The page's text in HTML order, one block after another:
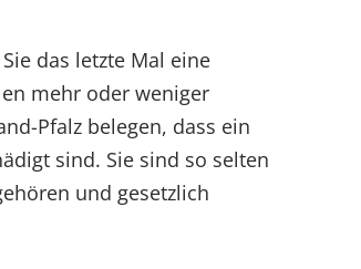
das letzte Mal eine
mehr oder weniger
Pfalz belegen, dass ein
sind. Sie sind so selten
und gesetzlich